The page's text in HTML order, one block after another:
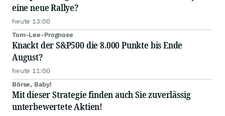
eine neue Rallye?
heute 13:00
Tom-Lee-Prognose
Knackt der S&P500 die 8.000 Punkte bis Ende
August?
heute 11:00
Börse, Baby!
Mit dieser Strategie finden auch Sie zuverlässig
unterbewertete Aktien!